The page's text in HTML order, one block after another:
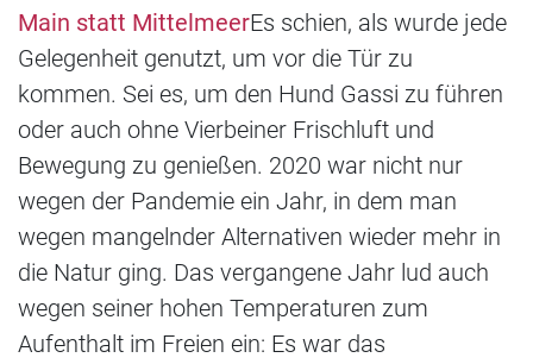
Main statt MittelmeerEs schien, als wurde jede
Gelegenheit genutzt, um vor die Tür zu
kommen. Sei es, um den Hund Gassi zu führen
oder auch ohne Vierbeiner Frischluft und
Bewegung zu genießen. 2020 war nicht nur
wegen der Pandemie ein Jahr, in dem man
wegen mangelnder Alternativen wieder mehr in
die Natur ging. Das vergangene Jahr lud auch
wegen seiner hohen Temperaturen zum
Aufenthalt im Freien ein: Es war das